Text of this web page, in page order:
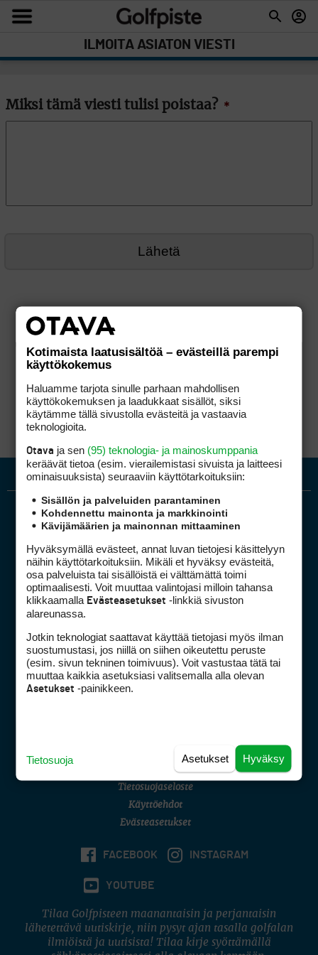
ILMOITA ASIATON VIESTI
Miksi tämä viesti tulisi poistaa? *
Golfpiste mediakortti
Golfpisteen yhteystiedot
DSA avoimuusraportti
Asiakaspalvelu
(digi) digi@otavamedia.fi
Tietosuojaseloste
Käyttöehdot
Evästeasetukset
FACEBOOK INSTAGRAM
YOUTUBE
Tilaa Golfpisteen maanantaisin ja perjantaisin
lähetettävä uutiskirje, niin pysyt ajan tasalla golfalan
ilmiöistä ja uutisista! Tilaa kirje syöttämällä
Kotimaista laatusisältöä – evästeillä parempi
käyttökokemus
Haluamme tarjota sinulle parhaan mahdollisen
käyttökokemuksen ja laadukkaat sisällöt, siksi
käytämme tällä sivustolla evästeitä ja vastaavia
teknologioita.
Otava ja sen (95) teknologia- ja mainoskumppania
keräävät tietoa (esim. vierailemis­tasi sivuista ja laitteesi
ominaisuuk­sista) seuraaviin käyttötarkoituksiin:
Sisällön ja palveluiden parantaminen
Kohdennettu mainonta ja markkinointi
Kävijämäärien ja mainonnan mittaaminen
Hyväksymällä evästeet, annat luvan tietojesi käsittelyyn
näihin käyttötarkoituksiin. Mikäli et hyväksy evästeitä,
osa palveluista tai sisällöistä ei välttämättä toimi
optimaalisesti. Voit muuttaa valintojasi milloin tahansa
klikkaamalla Evästeasetukset -linkkiä sivuston
alareunassa.
Jotkin teknologiat saattavat käyttää tietojasi myös ilman
suostumustasi, jos niillä on siihen oikeutettu peruste
(esim. sivun tekninen toimivuus). Voit vastustaa tätä tai
muuttaa kaikkia asetuksiasi valitsemalla alla olevan
Asetukset -painikkeen.
Hyväksy
Asetukset
Tietosuoja